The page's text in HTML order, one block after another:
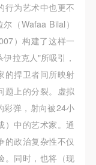
行为艺术中也更不
（Wafaa Bilal）
）构建了这样一
拉克人"所吸引，
的捍卫者间所映射
题上的分裂。虚拟
彩弹，射向被24小
）中的艺术家。通
的政治复杂性不仅
。同时，也将（现